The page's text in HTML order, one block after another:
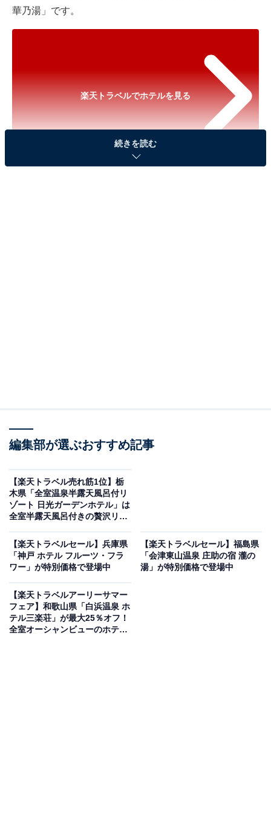
華乃湯」です。
楽天トラベルでホテルを見る
仙台 秋保温泉 華乃湯（画像出典：楽天トラベル）
いるのは、「仙台 秋保温泉 華乃湯」です。
楽天トラベルでホテルを見る
続きを読む
編集部が選ぶおすすめ記事
【楽天トラベル売れ筋1位】栃
木県「全室温泉半露天風呂付リ
ゾート 日光ガーデンホテル」は
全室半露天風呂付きの贅沢リゾ
【楽天トラベルセール】兵庫県
「神戸 ホテル フルーツ・フラ
ワー」が特別価格で登場中
【楽天トラベルセール】福島県
「会津東山温泉 庄助の宿 瀧の
湯」が特別価格で登場中
【楽天トラベルアーリーサマー
フェア】和歌山県「白浜温泉 ホ
テル三楽荘」が最大25％オフ！
全室オーシャンビューのホテル